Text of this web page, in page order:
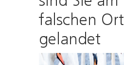
falschen Ort
gelandet